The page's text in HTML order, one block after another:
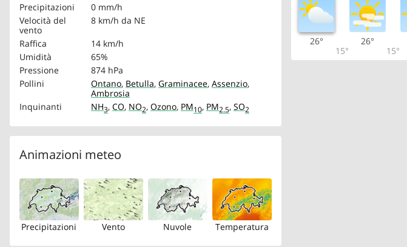
Precipitazioni
0 mm/h
Velocità del
vento
8 km/h da NE
Raffica
14 km/h
Umidità
65%
Pressione
874 hPa
Pollini
Ontano, Betulla, Graminacee, Assenzio,
Ambrosia
Inquinanti
NH3, CO, NO2, Ozono, PM10, PM2.5, SO2
Animazioni meteo
Precipitazioni Vento Nuvole Temperatura
26°
15°
26°
15°